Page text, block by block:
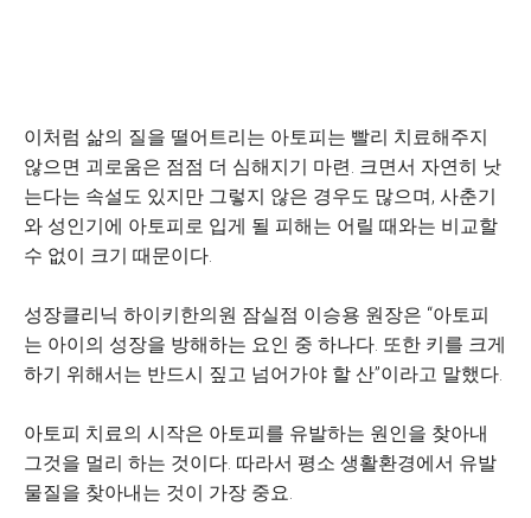
이처럼 삶의 질을 떨어트리는 아토피는 빨리 치료해주지
않으면 괴로움은 점점 더 심해지기 마련. 크면서 자연히 낫
는다는 속설도 있지만 그렇지 않은 경우도 많으며, 사춘기
와 성인기에 아토피로 입게 될 피해는 어릴 때와는 비교할
수 없이 크기 때문이다.
성장클리닉 하이키한의원 잠실점 이승용 원장은 “아토피
는 아이의 성장을 방해하는 요인 중 하나다. 또한 키를 크게
하기 위해서는 반드시 짚고 넘어가야 할 산”이라고 말했다.
아토피 치료의 시작은 아토피를 유발하는 원인을 찾아내
그것을 멀리 하는 것이다. 따라서 평소 생활환경에서 유발
물질을 찾아내는 것이 가장 중요.